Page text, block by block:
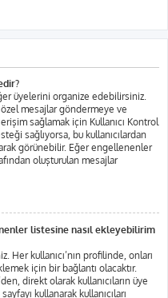
üyelerini organize edebilirsiniz.
mesajlar göndermeye ve
sağlamak için Kullanıcı Kontrol
sağlıyorsa, bu kullanıcılardan
görünebilir. Eğer engellenenler
oluşturulan mesajlar
listesine nasıl ekleyebilirim
Her kullanıcı’nın profilinde, onları
için bir bağlantı olacaktır.
direkt olarak kullanıcıların üye
kullanarak kullanıcıları